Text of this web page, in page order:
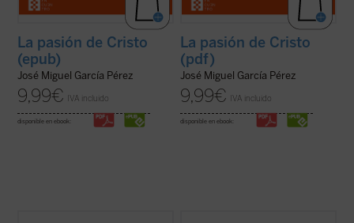
La pasión de Cristo
(epub)
José Miguel García Pérez
9,99€ IVA incluido
disponible en ebook:
La pasión de Cristo
(pdf)
José Miguel García Pérez
9,99€ IVA incluido
disponible en ebook: